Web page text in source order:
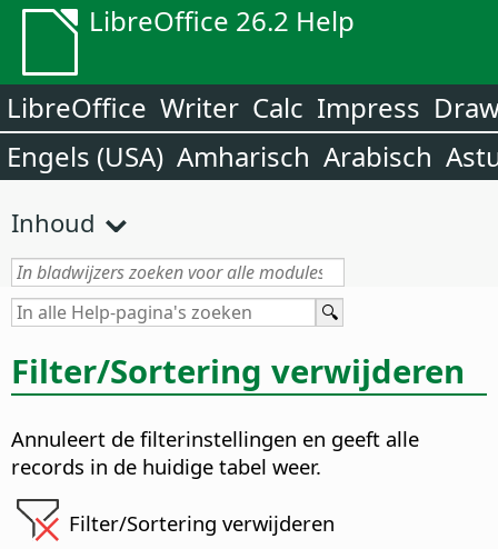
LibreOffice 26.2 Help
LibreOffice Writer Calc Impress
Engels (USA) Amharisch Arabisch
Inhoud
Filter/Sortering verwijderen
Annuleert de filterinstellingen en geeft alle
records in de huidige tabel weer.
Filter/Sortering verwijderen